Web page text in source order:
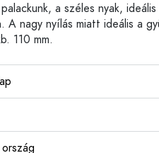
a széles nyak,
A nagy nyílás miatt ideális a
110 mm.